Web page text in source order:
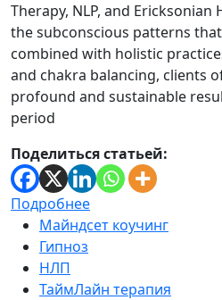
Therapy, NLP, and
the subconscious patterns
combined with holistic
and chakra balancing, clients
profound and sustainable
period
Поделиться статьей:
Подробнее
Майндсет коучинг
Гипноз
НЛП
ТаймЛайн терапия